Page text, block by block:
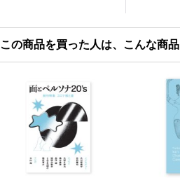
この商品を買った人は、こんな商